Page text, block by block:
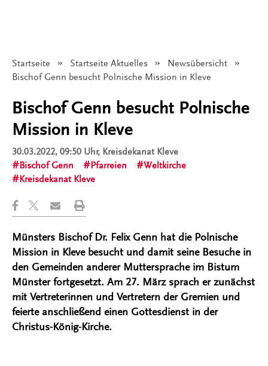
Startseite Startseite Aktuelles
Newsübersicht
Angezeigt:
Bischof Genn besucht Polnische Mission in Kleve
Bischof Genn besucht Polnische
Mission in Kleve
30.03.2022, 09:50 Uhr, Kreisdekanat Kleve
Bischof Genn
Pfarreien
Weltkirche
Kreisdekanat Kleve
Münsters Bischof Dr. Felix Genn hat die Polnische
Mission in Kleve besucht und damit seine Besuche in
den Gemeinden anderer Muttersprache im Bistum
Münster fortgesetzt. Am 27. März sprach er zunächst
mit Vertreterinnen und Vertretern der Gremien und
feierte anschließend einen Gottesdienst in der
Christus-König-Kirche.